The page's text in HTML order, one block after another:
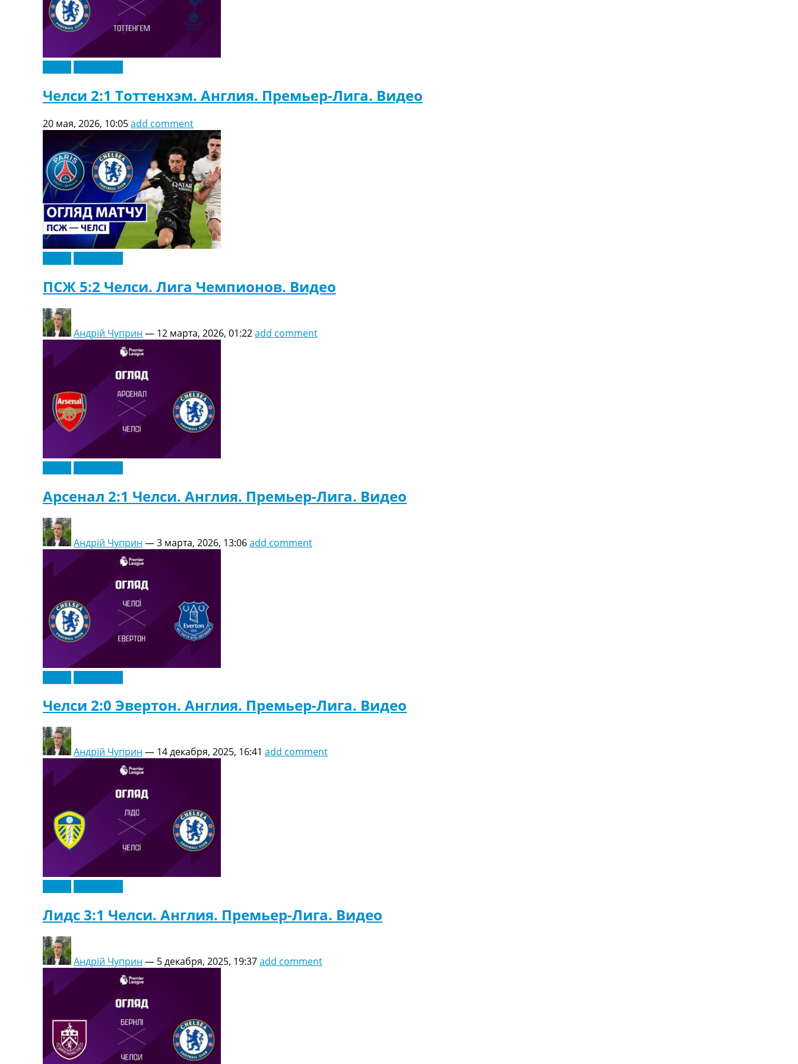
Челси 2:1 Тоттенхэм. Англия. Премьер-Лига. Видео
20 мая, 2026, 10:05add comment
ПСЖ 5:2 Челси. Лига Чемпионов. Видео
Андрій Чуприн — 12 марта, 2026, 01:22add comment
Арсенал 2:1 Челси. Англия. Премьер-Лига. Видео
Андрій Чуприн —3 марта, 2026, 13:06add comment
Челси 2:0 Эвертон. Англия. Премьер-Лига. Видео
Андрій Чуприн — 14 декабря, 2025, 16:41 add comment
Лидс 3:1 Челси. Англия. Премьер-Лига. Видео
Андрій Чуприн — 5 декабря, 2025, 19:37add comment